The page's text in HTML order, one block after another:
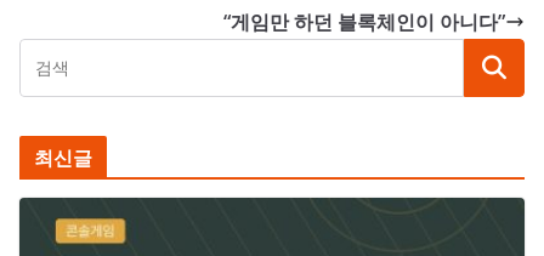
“게임만 하던 블록체인이 아니다”
최신글